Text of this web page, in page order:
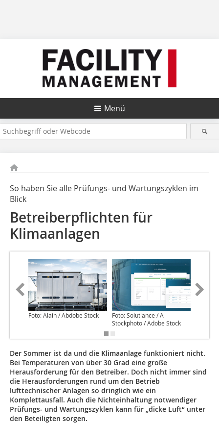
Menü
So haben Sie alle Prüfungs- und Wartungszyklen im
Blick
Betreiberpflichten für
Klimaanlagen
Foto: Alain / Abdobe Stock
Foto: Solutiance / A
Stockphoto / Adobe Stock
Der Sommer ist da und die Klimaanlage funktioniert nicht.
Bei Temperaturen von über 30 Grad eine große
Herausforderung für den Betreiber. Doch nicht immer sind
die Herausforderungen rund um den Betrieb
lufttechnischer Anlagen so dringlich wie ein
Komplettausfall. Auch die Nichteinhaltung notwendiger
Prüfungs- und ­Wartungszyklen kann für „dicke Luft“ unter
den Beteiligten sorgen.